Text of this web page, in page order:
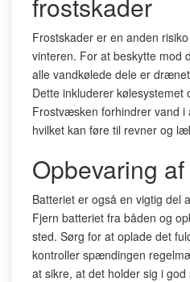
Frostskader er en anden
vinteren. For at beskytte mod
alle vandkølede dele er
Dette inkluderer kølesystemet
Frostvæsken forhindrer vand i
hvilket kan føre til revner og
Opbevaring
Batteriet er også en vigtig del
Fjern batteriet fra båden og
sted. Sørg for at oplade det
kontroller spændingen
at sikre, at det holder sig i god